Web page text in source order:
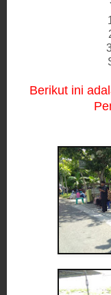
Berikut ini